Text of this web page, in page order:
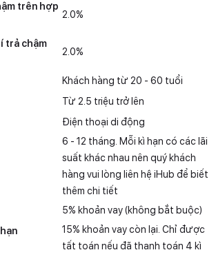
trên hợp
2.0%
trả chậm
2.0%
Khách hàng từ 20 - 60 tuổi
Từ 2.5 triệu trở lên
Điện thoại di động
6 - 12 tháng. Mỗi kì hạn có các lãi
suất khác nhau nên quý khách
hàng vui lòng liên hệ iHub để biết
thêm chi tiết
5% khoản vay (không bắt buộc)
15% khoản vay còn lại. Chỉ được
tất toán nếu đã thanh toán 4 kì